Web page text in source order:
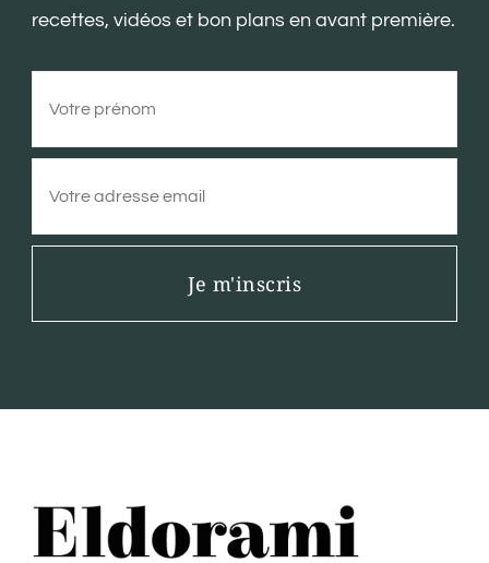
recettes, vidéos et bon plans en avant première.
Je m'inscris